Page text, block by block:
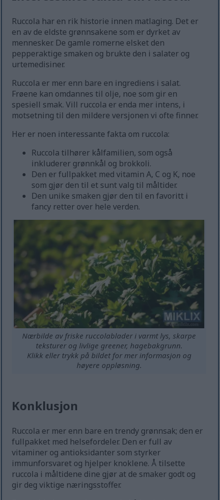
Ruccola har en rik historie innen matlaging. Det er
en av de eldste grønnsakene som er dyrket av
mennesker. De gamle romerne elsket den
pepperaktige smaken og brukte den i salater og
urtemedisiner.
Ruccola er mer enn bare en ingrediens i salat.
Frøene kan omdannes til olje, noe som gir en
spesiell smak. Vill ruccola er enda mer intens, i
motsetning til den mildere versjonen vi ofte finner.
Her er noen interessante fakta om ruccola:
Ruccola tilhører kålfamilien, som også
inkluderer grønnkål og brokkoli.
Den er fullpakket med vitamin A, C og K, noe
som gjør den til et sunt valg til måltider.
Den unike smaken gjør den til en favoritt i
fancy retter over hele verden.
Nærbilde av friske ruccolablader i varmt lys, skarpe
teksturer og livlige greener, hagebakgrunn.
Klikk eller trykk på bildet for mer informasjon og
høyere oppløsning.
Konklusjon
Ruccola er mer enn bare en trendy grønnsak; den er
fullpakket med helsefordeler. Den er full av
vitaminer og antioksidanter som styrker
immunforsvaret og hjelper knoklene. Å tilsette
ruccola i måltidene dine gjør at de smaker godt og
gir deg viktige næringsstoffer.